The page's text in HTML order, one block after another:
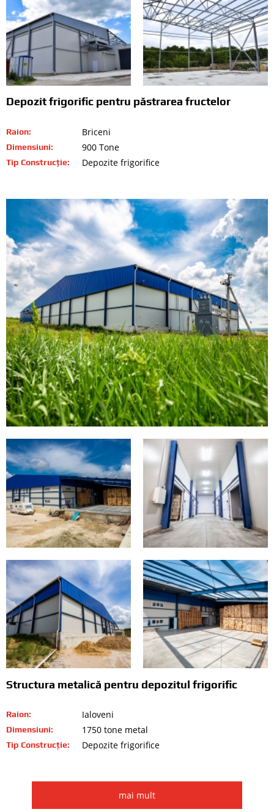
Depozit frigorific pentru păstrarea fructelor
Raion: Briceni
Dimensiuni: 900 Tone
Tip Construcție: Depozite frigorifice
Structura metalică pentru depozitul frigorific
Raion: Ialoveni
Dimensiuni: 1750 tone metal
Tip Construcție: Depozite frigorifice
mai mult